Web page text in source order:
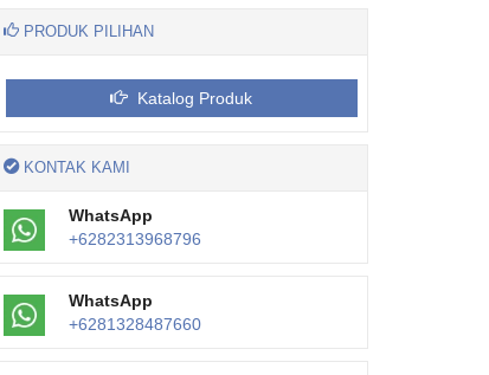
PRODUK PILIHAN
Katalog Produk
KONTAK KAMI
WhatsApp
+6282313968796
WhatsApp
+6281328487660